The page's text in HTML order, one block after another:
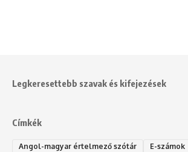
Legkeresettebb szavak és kifejezések
Címkék
Angol-magyar értelmező szótár E-számok